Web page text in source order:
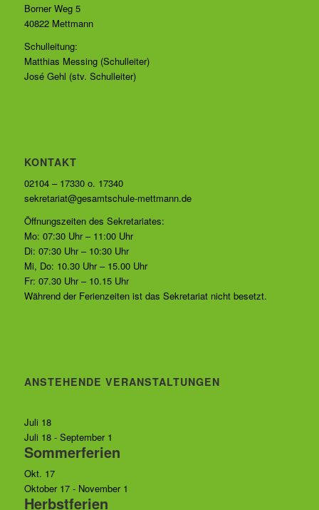
Borner Weg 5
40822 Mettmann
Schulleitung:
Matthias Messing (Schulleiter)
José Gehl (stv. Schulleiter)
KONTAKT
02104 – 17330 o. 17340
sekretariat@gesamtschule-mettmann.de
Öffnungszeiten des Sekretariates:
Mo: 07:30 Uhr – 11:00 Uhr
Di: 07:30 Uhr – 10:30 Uhr
Mi, Do: 10.30 Uhr – 15.00 Uhr
Fr: 07.30 Uhr – 10.15 Uhr
Während der Ferienzeiten ist das Sekretariat nicht besetzt.
ANSTEHENDE VERANSTALTUNGEN
Juli 18
Juli 18- September 1
Sommerferien
Okt. 17
Oktober 17- November 1
Herbstferien